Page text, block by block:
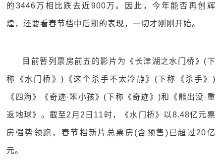
的3446万相比跌去近900万。因此，今年能否再创辉
煌，还要看春节档中后期的表现，一切才刚刚开始。
目前暂列票房前五的影片为《长津湖之水门桥》(下
称《水门桥》)《这个杀手不太冷静》(下称《杀手》)
《四海》《奇迹·笨小孩》(下称《奇迹》)和《熊出没·重
返地球》。截至2月2日11时，《水门桥》以8.48亿元票
房强势领跑，春节档新片总票房(含预售)已超过20亿
元。